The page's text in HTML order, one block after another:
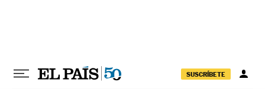
SUSCRÍBETE